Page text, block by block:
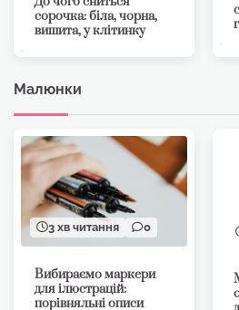
сорочка: біла, чорна,
вишита, у клітинку
Малюнки
3 хв читання 0
Вибираємо маркери
для ілюстрацій:
порівняльні описи